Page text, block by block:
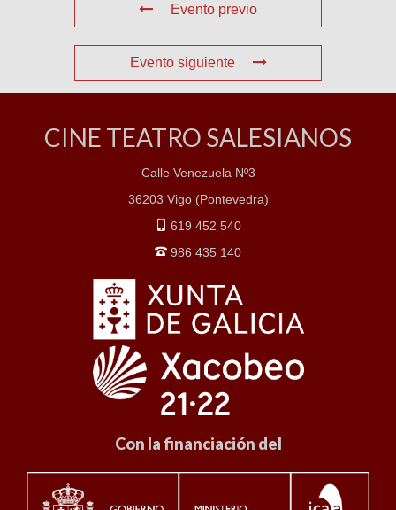
Evento previo
Evento siguiente
CINE TEATRO SALESIANOS
Calle Venezuela Nº3
36203 Vigo (Pontevedra)
619 452 540
986 435 140
Con la financiación del